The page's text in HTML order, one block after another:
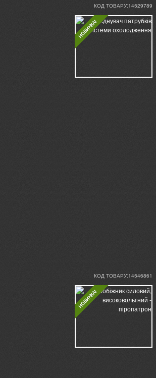
КОД ТОВАРУ:14529789
КОД ТОВАРУ:14546861